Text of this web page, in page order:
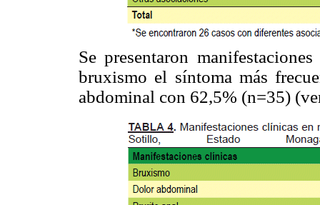
Se presentaron
bruxismo el síntoma más
abdominal con 62,5% (n=35)